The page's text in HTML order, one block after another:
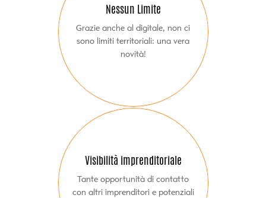
Nessun Limite
Grazie anche al digitale, non ci
sono limiti territoriali: una vera
novità!
Visibilità imprenditoriale
Tante opportunità di contatto
con altri imprenditori e potenziali